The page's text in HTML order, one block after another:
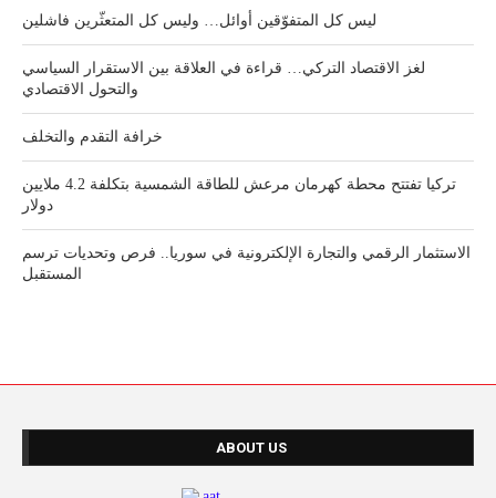
ليس كل المتفوّقين أوائل… وليس كل المتعثّرين فاشلين
لغز الاقتصاد التركي… قراءة في العلاقة بين الاستقرار السياسي
والتحول الاقتصادي
خرافة التقدم والتخلف
تركيا تفتتح محطة كهرمان مرعش للطاقة الشمسية بتكلفة 4.2 ملايين
دولار
الاستثمار الرقمي والتجارة الإلكترونية في سوريا.. فرص وتحديات ترسم
المستقبل
ABOUT US